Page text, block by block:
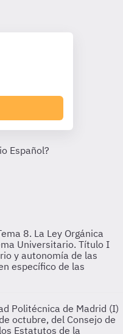
8. La Ley Orgánica
Universitario. Título I
y autonomía de las
específico de las
Politécnica de Madrid (I)
octubre, del Consejo de
Estatutos de la